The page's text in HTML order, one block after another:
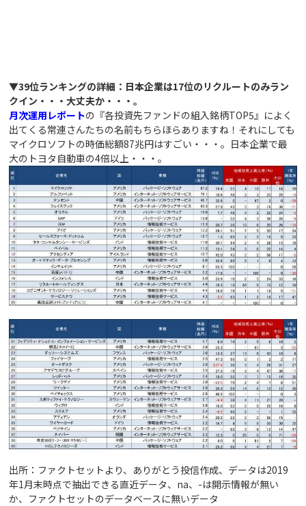
▼39位ランキングの詳細：日本企業は17位のリクルートのみラン
クイン・・・大丈夫か・・・。
月次運用レポートの『各投資先ファンドの組入銘柄TOP5 』によく
出てくる常連さんたちの名前もちらほらありますね！それにしても
マイクロソフトの時価総額87兆円はすごい・・・。日本企業で最
大のトヨタ自動車の4倍以上・・・。
出所：ファクトセットより、ありがとう投信作成、データは2019
年1月末時点で抽出できる直近データ、 na、 -は開示情報が無い
か、ファクトセットのデータベースに無いデータ